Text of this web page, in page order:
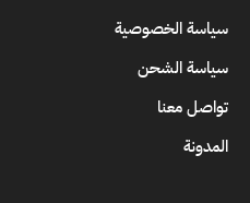
سياسة الخصوصية
سياسة الشحن
تواصل معنا
المدونة